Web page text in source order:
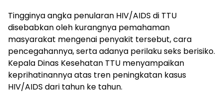
Tingginya angka penularan HIV/AIDS di TTU
disebabkan oleh kurangnya pemahaman
masyarakat mengenai penyakit tersebut, cara
pencegahannya, serta adanya perilaku seks berisiko.
Kepala Dinas Kesehatan TTU menyampaikan
keprihatinannya atas tren peningkatan kasus
HIV/AIDS dari tahun ke tahun.